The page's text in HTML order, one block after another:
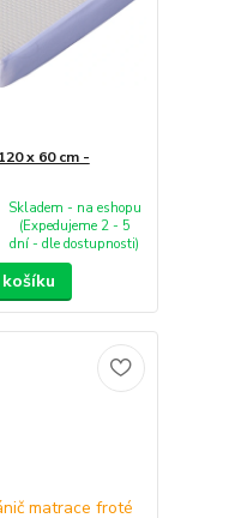
x 60 cm -
Skladem - na eshopu
(Expedujeme 2 - 5
dní - dle dostupnosti)